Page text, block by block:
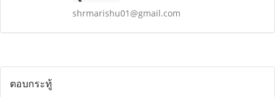
shrmarishu01@gmail.com
ตอบกระทู้